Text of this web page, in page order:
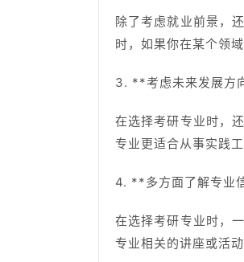
除了考虑就业前景，
时，如果你在某个领
3. **考虑未来发展方
在选择考研专业时，
专业更适合从事实践
4. **多方面了解专业
在选择考研专业时，
专业相关的讲座或活